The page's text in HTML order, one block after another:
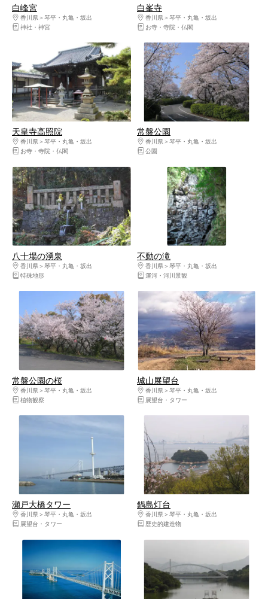
白峰宮
香川県
琴平・丸亀・坂出
神社・神宮
白峯寺
香川県
琴平・丸亀・坂出
お寺・寺院・仏閣
天皇寺高照院
香川県
琴平・丸亀・坂出
お寺・寺院・仏閣
常盤公園
香川県
琴平・丸亀・坂出
公園
八十場の湧泉
香川県
琴平・丸亀・坂出
特殊地形
不動の滝
香川県
琴平・丸亀・坂出
運河・河川景観
常盤公園の桜
香川県
琴平・丸亀・坂出
植物観察
城山展望台
香川県
琴平・丸亀・坂出
展望台・タワー
瀬戸大橋タワー
香川県
琴平・丸亀・坂出
展望台・タワー
鍋島灯台
香川県
琴平・丸亀・坂出
歴史的建造物